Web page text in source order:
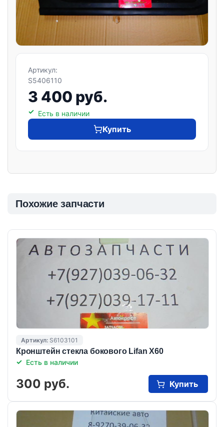
Артикул:
S5406110
3 400 руб.
Есть в наличии
Купить
Похожие запчасти
Артикул: S6103101
Кронштейн стекла бокового Lifan X60
Есть в наличии
300 руб. Купить